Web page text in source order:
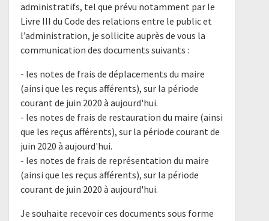
administratifs, tel que prévu notamment par le
Livre III du Code des relations entre le public et
l’administration, je sollicite auprès de vous la
communication des documents suivants :
- les notes de frais de déplacements du maire
(ainsi que les reçus afférents), sur la période
courant de juin 2020 à aujourd'hui.
- les notes de frais de restauration du maire (ainsi
que les reçus afférents), sur la période courant de
juin 2020 à aujourd'hui.
- les notes de frais de représentation du maire
(ainsi que les reçus afférents), sur la période
courant de juin 2020 à aujourd'hui.
Je souhaite recevoir ces documents sous forme